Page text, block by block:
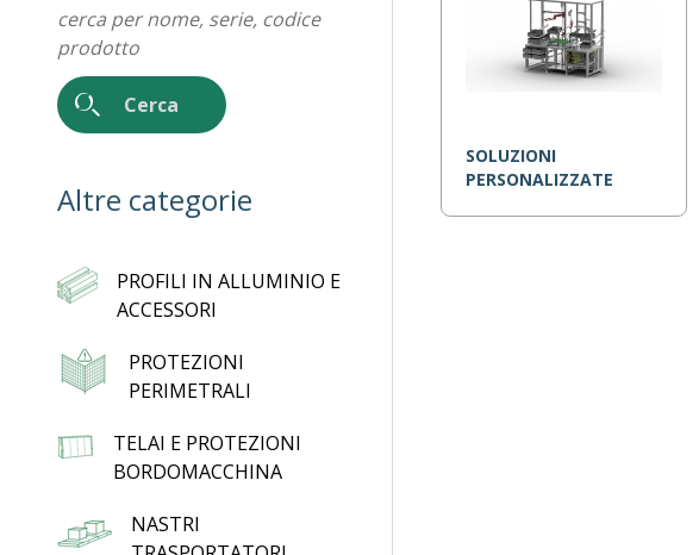
cerca per nome, serie, codice
prodotto
Altre categorie
PROFILI IN ALLUMINIO E
ACCESSORI
PROTEZIONI
PERIMETRALI
TELAI E PROTEZIONI
BORDOMACCHINA
NASTRI
SOLUZIONI
PERSONALIZZATE